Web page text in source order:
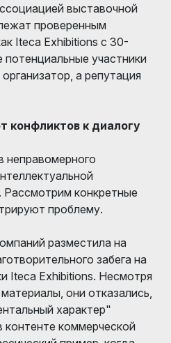
выставочной
проверенным
Iteca Exhibitions с 30-
участники
а репутация
конфликтов к диалогу
конкретные
проблему.
разместила на
забега на
Iteca Exhibitions. Несмотря
они отказались,
характер"
контенте коммерческой